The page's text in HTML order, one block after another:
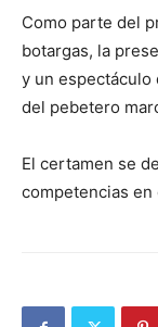
Como parte del
botargas, la
y un espectáculo
del pebetero
El certamen se
competencias